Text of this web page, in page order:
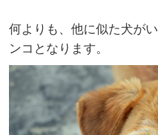
何よりも、他に似た犬が
ンコとなります。